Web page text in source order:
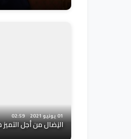
01 يونيو 2021 02:59
النِضال من أجل